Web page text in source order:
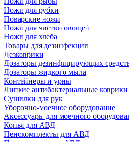
Ножи для рубки
Поварские ножи
Ножи для чистки овощей
Ножи для хлеба
Товары для дезинфекции
Дезковрики
Дозаторы дезинфицирующих
Дозаторы жидкого мыла
Контейнеры и урны
Липкие антибактериальные коврики
Сушилки для рук
Уборочно-моечное оборудование
Аксессуары для моечного
Копья для АВД
Пенокомплекты для АВД